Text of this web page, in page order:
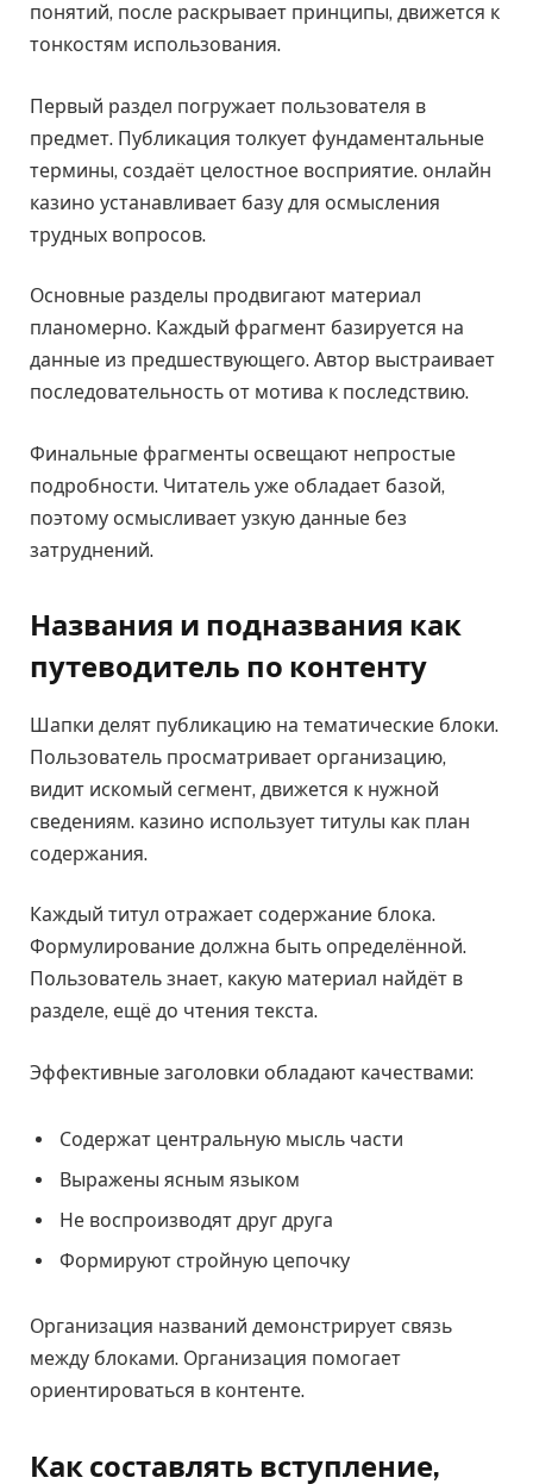
понятий, после раскрывает принципы, движется к
тонкостям использования.
Первый раздел погружает пользователя в
предмет. Публикация толкует фундаментальные
термины, создаёт целостное восприятие. онлайн
казино устанавливает базу для осмысления
трудных вопросов.
Основные разделы продвигают материал
планомерно. Каждый фрагмент базируется на
данные из предшествующего. Автор выстраивает
последовательность от мотива к последствию.
Финальные фрагменты освещают непростые
подробности. Читатель уже обладает базой,
поэтому осмысливает узкую данные без
затруднений.
Названия и подназвания как
путеводитель по контенту
Шапки делят публикацию на тематические блоки.
Пользователь просматривает организацию,
видит искомый сегмент, движется к нужной
сведениям. казино использует титулы как план
содержания.
Каждый титул отражает содержание блока.
Формулирование должна быть определённой.
Пользователь знает, какую материал найдёт в
разделе, ещё до чтения текста.
Эффективные заголовки обладают качествами:
Содержат центральную мысль части
Выражены ясным языком
Не воспроизводят друг друга
Формируют стройную цепочку
Организация названий демонстрирует связь
между блоками. Организация помогает
ориентироваться в контенте.
Как составлять вступление,